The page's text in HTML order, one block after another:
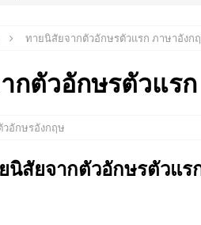
วิธีไหว้และบูชาเจ้าแม่กวนอิมที่ถูกต้อง
วิธีไหว้พระพิฆเนศที่ถูกต้อง
การเลือกกระเป๋าสตางค์ให้ถูกโฉลกกับตัวคุณ
พระบรมรูปหล่อของพระมหากษัตริย์
ทายนิสัยจากตัวอักษรตัวแรก ภาษาอังก
กตัวอักษรตัวแร
อักษรอังกฤษ
นิสัยจากตัวอักษรตัวแร